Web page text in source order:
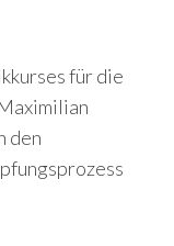
für die
den